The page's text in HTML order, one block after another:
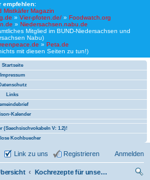
empfehlen:
Mistkäfer Magazin
» Vier-pfoten.de/» Foodwatch.org
» Niedersachsen.nabu.de
Mitglied im BUND-Niedersachsen und
Nabu)
» Peta.de
mit diesen Seiten zu tun!)
Startseite
Impressum
Links
Kalender
(Saechsischvokabeln V: 1.2)!
Kochbuecher
Anmelden
Registrieren
Link zu uns
Kochrezepte für unsere Bundeswehr (vegan)